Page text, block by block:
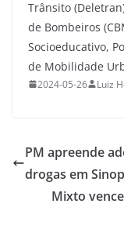
Trânsito
de Bombeiros
Socioeducativo,
de Mobilidade
2024-05-26 Luiz
PM apreende
drogas em Sinop
Mixto